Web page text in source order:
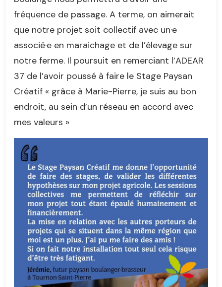
fréquence de passage. A terme, on aimerait
que notre projet soit collectif avec un·e
associé·e en maraichage et de l’élevage sur
notre ferme. Il poursuit en remerciant l’ADEAR
37 de l’avoir poussé à faire le Stage Paysan
Créatif « grâce à Marie-Pierre, je suis au bon
endroit, au sein d’un réseau en accord avec
mes valeurs »